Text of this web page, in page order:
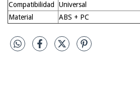
Compatibilidad
Universal
Material
ABS + PC